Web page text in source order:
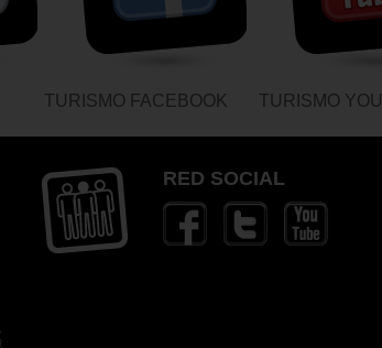
TURISMO FACEBOOK TURISMO
RED SOCIAL